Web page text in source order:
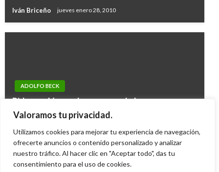
Valoramos tu privacidad.
Utilizamos cookies para mejorar tu experiencia de navegación,
ofrecerte anuncios o contenido personalizado y analizar
nuestro tráfico. Al hacer clic en "Aceptar todo", das tu
consentimiento para el uso de cookies.
Iván Briceño jueves enero 28, 2010
ADOLFO BECK
Pido perdón por los errores de las
administraciones Garzón y Moreno: Carlos
Iván Briceño viernes octubre 22, 2010